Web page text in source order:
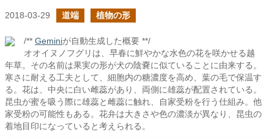
2018-03-29 道端 植物の形
/** Geminiが自動生成した概要 **/
オオイヌノフグリは、早春に鮮やかな水色の花を咲かせる越
年草。その名前は果実の形が犬の陰嚢に似ていることに由来する。
寒さに耐える工夫として、細胞内の糖濃度を高め、葉の毛で保温す
る。花は、中央に白い雌蕊があり、両側に雄蕊が配置されている。
昆虫が蜜を吸う際に雄蕊と雌蕊に触れ、自家受粉を行う仕組み。他
家受粉の可能性もある。花弁は大きさや色の濃淡が異なり、昆虫の
着地目印になっていると考えられる。